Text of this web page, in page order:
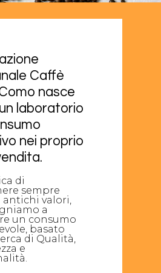
Caffè
nasce
un laboratorio
nei proprio
di
sempre
valori,
a
un consumo
basato
di Qualità,
e